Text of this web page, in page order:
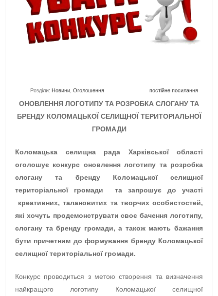
Розділи: Новини, Оголошення постійне посилання
ОНОВЛЕННЯ ЛОГОТИПУ ТА РОЗРОБКА СЛОГАНУ ТА
БРЕНДУ КОЛОМАЦЬКОЇ СЕЛИЩНОЇ ТЕРИТОРІАЛЬНОЇ
ГРОМАДИ
Коломацька селищна рада Харківської області
оголошує конкурс оновлення логотипу та розробка
слогану та бренду Коломацької селищної
територіальної громади та запрошує до участі
креативних, талановитих та творчих особистостей,
які хочуть продемонструвати своє бачення логотипу,
слогану та бренду громади, а також мають бажання
бути причетним до формування бренду Коломацької
селищної територіальної громади.
Конкурс проводиться з метою створення та визначення
найкращого логотипу Коломацької селищної